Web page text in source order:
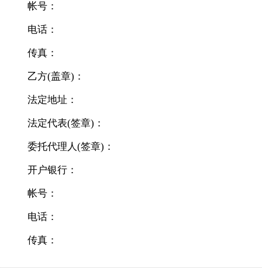
帐号：
电话：
传真：
乙方(盖章)：
法定地址：
法定代表(签章)：
委托代理人(签章)：
开户银行：
帐号：
电话：
传真：